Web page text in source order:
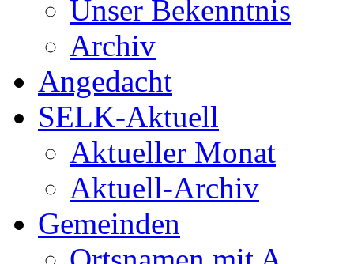
Unser Bekenntnis
Archiv
Angedacht
SELK-Aktuell
Aktueller Monat
Aktuell-Archiv
Gemeinden